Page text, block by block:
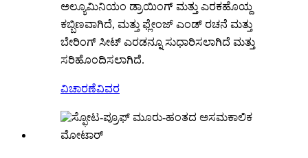
ಅಲ್ಯೂಮಿನಿಯಂ ಡ್ರಾಯಿಂಗ್ ಮತ್ತು ಎರಕಹೊಯ್ದ
ಕಬ್ಬಿಣವಾಗಿದೆ, ಮತ್ತು ಫ್ಲೇಂಜ್ ಎಂಡ್ ರಚನೆ ಮತ್ತು
ಬೇರಿಂಗ್ ಸೀಟ್ ಎರಡನ್ನೂ ಸುಧಾರಿಸಲಾಗಿದೆ ಮತ್ತು
ಸರಿಹೊಂದಿಸಲಾಗಿದೆ.
ವಿಚಾರಣೆವಿವರ